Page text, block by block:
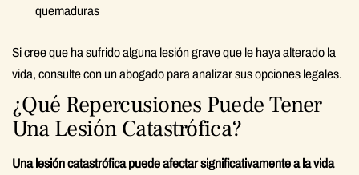
quemaduras
Si cree que ha sufrido alguna lesión grave que le haya alterado la
vida, consulte con un abogado para analizar sus opciones legales.
¿Qué Repercusiones Puede Tener
Una Lesión Catastrófica?
Una lesión catastrófica puede afectar significativamente a la vida